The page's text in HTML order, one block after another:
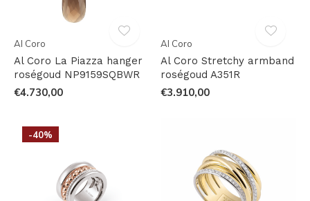
Al Coro
Al Coro La Piazza hanger
roségoud NP9159SQBWR
€4.730,00
Al Coro
Al Coro Stretchy armband
roségoud A351R
€3.910,00
-40%